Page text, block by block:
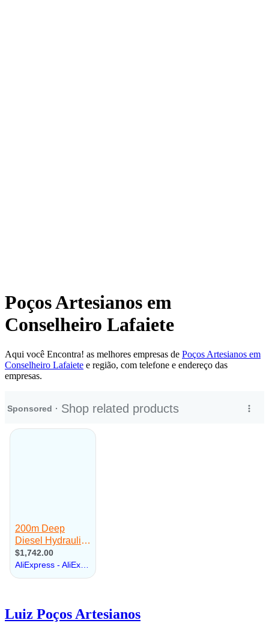
Poços Artesianos em
Conselheiro Lafaiete
Aqui você Encontra! as melhores empresas de Poços Artesianos em
Conselheiro Lafaiete e região, com telefone e endereço das
empresas.
Luiz Poços Artesianos